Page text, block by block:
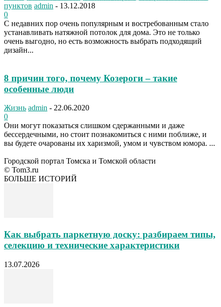
пунктов admin - 13.12.2018
0
С недавних пор очень популярным и востребованным стало
устанавливать натяжной потолок для дома. Это не только
очень выгодно, но есть возможность выбрать подходящий
дизайн...
8 причин того, почему Козероги – такие
особенные люди
Жизнь admin - 22.06.2020
0
Они могут показаться слишком сдержанными и даже
бессердечными, но стоит познакомиться с ними поближе, и
вы будете очарованы их харизмой, умом и чувством юмора. ...
Городской портал Томска и Томской области
© Tom3.ru
БОЛЬШЕ ИСТОРИЙ
Как выбрать паркетную доску: разбираем типы,
селекцию и технические характеристики
13.07.2026